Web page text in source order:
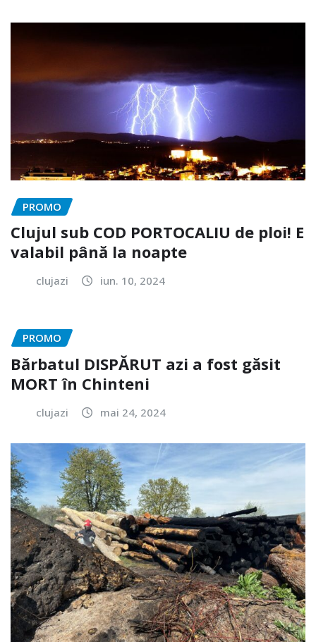
PROMO
Clujul sub COD PORTOCALIU de ploi! E
valabil până la noapte
clujazi iun. 10, 2024
PROMO
Bărbatul DISPĂRUT azi a fost găsit
MORT în Chinteni
clujazi mai 24, 2024